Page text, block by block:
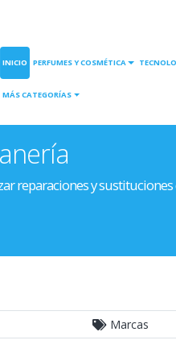
INICIO PERFUMES Y COSMÉTICA
MÁS CATEGORÍAS
reparaciones y
Marcas